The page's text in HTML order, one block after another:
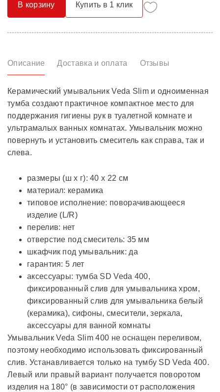
В корзину Купить в 1 клик
Описание Доставка и оплата Отзывы
Керамический умывальник Veda Slim и одноименная
тумба создают практичное компактное место для
поддержания гигиены рук в туалетной комнате и
ультрамалых ванных комнатах. Умывальник можно
повернуть и установить смеситель как справа, так и
слева.
размеры (ш x г): 40 x 22 см
материал: керамика
типовое исполнение: поворачивающееся
изделие (L/R)
перелив: нет
отверстие под смеситель: 35 мм
шкафчик под умывальник: да
гарантия: 5 лет
aксессуары: тумба SD Veda 400,
фиксированный слив для умывальника хром,
фиксированный слив для умывальника белый
(керамика), сифоны, смесители, зеркала,
аксессуары для ванной комнаты
Умывальник Veda Slim 400 не оснащен переливом,
поэтому необходимо использовать фиксированный
слив. Устанавливается только на тумбу SD Veda 400.
Левый или правый вариант получается поворотом
изделия на 180° (в зависимости от расположения